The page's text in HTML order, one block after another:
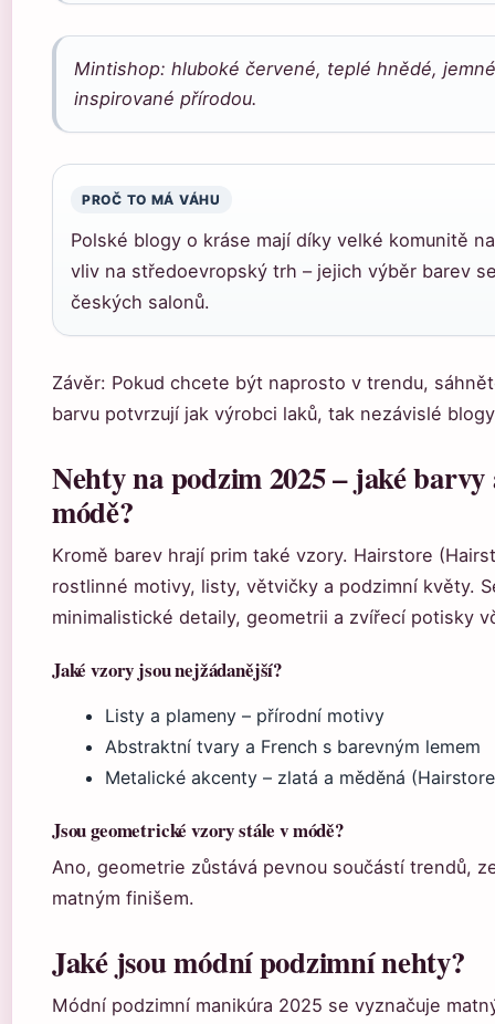
Mintishop: hluboké červené, teplé hnědé,
inspirované přírodou.
PROČ TO MÁ VÁHU
Polské blogy o kráse mají díky velké komunitě
vliv na středoevropský trh – jejich výběr barev
českých salonů.
Závěr: Pokud chcete být naprosto v trendu,
barvu potvrzují jak výrobci laků, tak nezávislé
Nehty na podzim 2025 – jaké
módě?
Kromě barev hrají prim také vzory. Hairstore
rostlinné motivy, listy, větvičky a podzimní květy.
minimalistické detaily, geometrii a zvířecí potisky
Jaké vzory jsou nejžádanější?
Listy a plameny – přírodní motivy
Abstraktní tvary a French s barevným lemem
Metalické akcenty – zlatá a měděná
Jsou geometrické vzory stále v módě?
Ano, geometrie zůstává pevnou součástí trendů,
matným finišem.
Jaké jsou módní podzimní nehty?
Módní podzimní manikúra 2025 se vyznačuje